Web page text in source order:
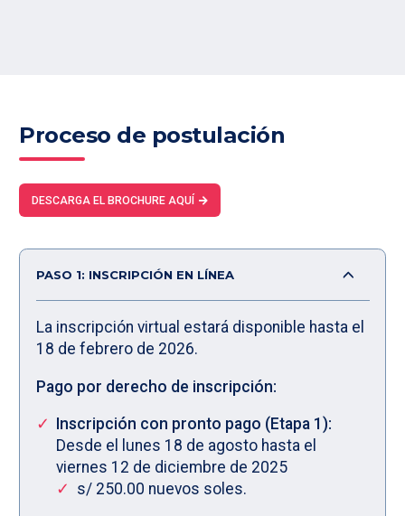
Proceso de postulación
DESCARGA EL BROCHURE AQUÍ
PASO 1: INSCRIPCIÓN EN LÍNEA
La inscripción virtual estará disponible hasta el
18 de febrero de 2026.
Pago por derecho de inscripción:
Inscripción con pronto pago (Etapa 1):
Desde el lunes 18 de agosto hasta el
viernes 12 de diciembre de 2025
s/ 250.00 nuevos soles.